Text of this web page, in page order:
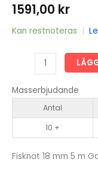
1591,00 kr
Kan restnoteras
18x5.0x0.17/33
m
dubbelteln
mängd
Masserbjudande
Antal
10 +
Fisknät 18 mm 5 m